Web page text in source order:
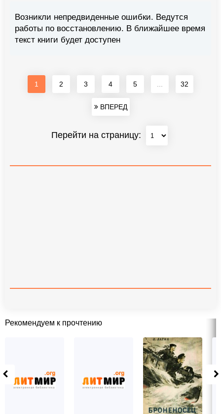
Возникли непредвиденные ошибки. Ведутся
работы по восстановлению. В ближайшее время
текст книги будет доступен
1 2 3 4 5 32
ВПЕРЕД
Перейти на страницу:
Рекомендуем к прочтению